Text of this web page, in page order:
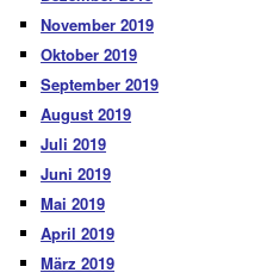
November 2019
Oktober 2019
September 2019
August 2019
Juli 2019
Juni 2019
Mai 2019
April 2019
März 2019